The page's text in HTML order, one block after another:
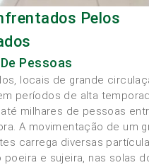
Pelos
Pessoas
locais de grande
períodos de alta
milhares de pessoas
A movimentação de um
carrega diversas
poeira e sujeira, nas solas